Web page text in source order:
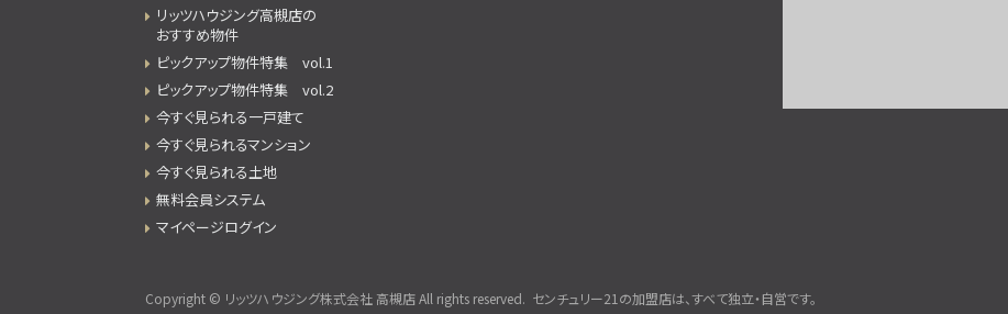
リッツハウジング高槻店の
おすすめ物件
ピックアップ物件特集 vol.1
ピックアップ物件特集 vol.2
今すぐ見られる一戸建て
今すぐ見られるマンション
今すぐ見られる土地
無料会員システム
マイページログイン
Copyright © リッツハウジング株式会社 高槻店 All rights reserved. センチュリー21の加盟店は、すべて独立・自営です。